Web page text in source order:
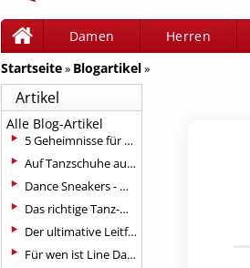
Damen Herren
Startseite» Blogartikel»
Artikel
Alle Blog-Artikel
5 Geheimnisse für Tanzschuhe, um Ihre beste Leistung zu erzielen
Auf Tanzschuhe außentaugliche Sohle anbringen?
Dance Sneakers - moderner Tanz braucht moderne Schuhe
Das richtige Tanz-Outfit für jeden Anlass
Der ultimative Leitfaden für Gesellschaftstanzschuhe
Für wen ist Line Dance geeignet?